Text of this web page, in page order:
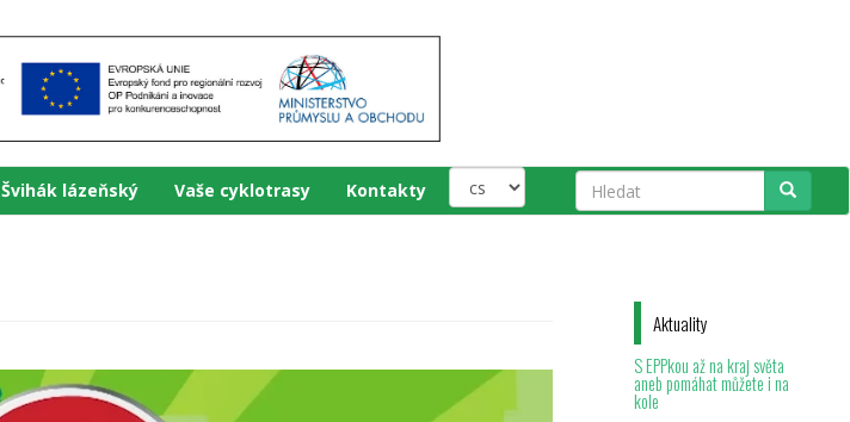
Švihák lázeňský Vaše cyklotrasy
Kontakty
Hledat
Aktuality
S EPPkou až na kraj světa
aneb pomáhat můžete i na
kole